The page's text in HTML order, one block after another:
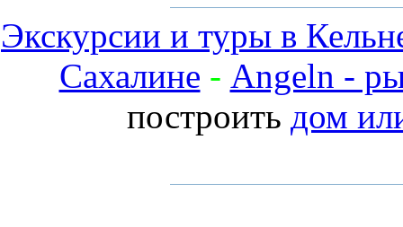
Экскурсии и туры в
Сахалине - Angeln -
построить дом